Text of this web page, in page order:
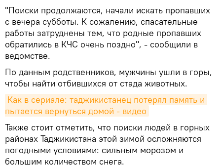
"Поиски продолжаются, начали искать пропавших
с вечера субботы. К сожалению, спасательные
работы затруднены тем, что родные пропавших
обратились в КЧС очень поздно", - сообщили в
ведомстве.
По данным родственников, мужчины ушли в горы,
чтобы найти отбившихся от стада животных.
Как в сериале: таджикистанец потерял память и
пытается вернуться домой - видео
Также стоит отметить, что поиски людей в горных
районах Таджикистана этой зимой осложняются
погодными условиями: сильным морозом и
большим количеством снега.